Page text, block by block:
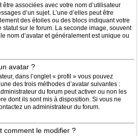
être associées avec votre nom d’utilisateur
d’un sujet. L’une d’elles peut être
des étoiles ou des blocs indiquant votre
sur le forum. La seconde image, souvent
nom d’avatar et généralement est unique ou
avatar ?
dans l’onglet « profil » vous pouvez
des trois méthodes d’avatar suivantes :
du forum peut activer ou non les
dont ils sont mis à disposition. Si vous ne
un administrateur du forum.
comment le modifier ?